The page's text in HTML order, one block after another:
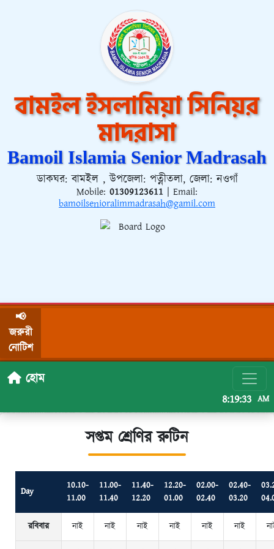
বামইল ইসলামিয়া সিনিয়র
মাদরাসা
Bamoil Islamia Senior Madrasah
ডাকঘর: বামইল , উপজেলা: পত্নীতলা, জেলা: নওগাঁ
Mobile: 01309123611 | Email:
bamoilsenioralimmadrasah@gamil.com
📢
জরুরী
নোটিশ
হোম
8:19:33 AM
সপ্তম শ্রেণির রুটিন
Day
10.10-
11.00
11.00-
11.40
11.40-
12.20
12.20-
01.00
02.00-
02.40
02.40-
03.20
রবিবার নাই নাই নাই নাই নাই নাই